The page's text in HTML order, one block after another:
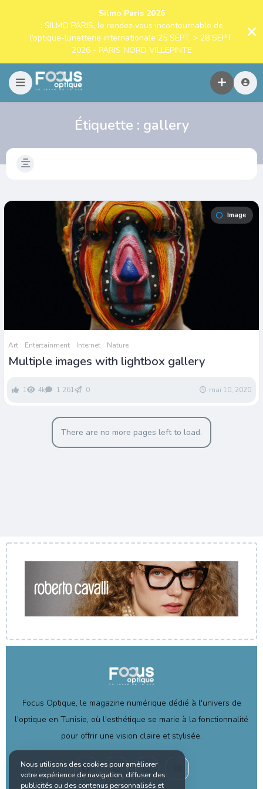
Silmo Paris 2026
: SILMO PARIS, le rendez-vous incontournable de
l’optique-lunetterie internationale 25 SEPT. > 28 SEPT.
2026 - PARIS NORD VILLEPINTE
Étiquette : gallery
Image
Art Entertainment Internet Nature
Multiple images with lightbox gallery
1 4k 1 261 0 mai 10, 2020
There are no more pages left to load.
Focus Optique, le magazine numérique dédié à l'univers de
l'optique en Tunisie, où l'esthétique se marie à la fonctionnalité
pour offrir une vision claire et stylisée.
Nous utilisons des cookies pour améliorer
votre expérience de navigation, diffuser des
publicités ou des contenus personnalisés et